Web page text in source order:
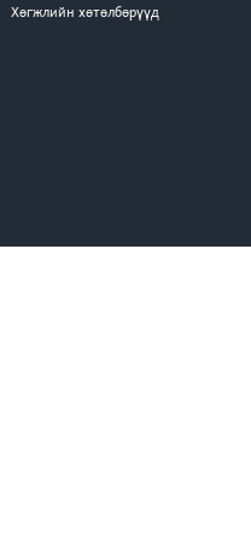
Хөгжлийн хөтөлбөрүүд